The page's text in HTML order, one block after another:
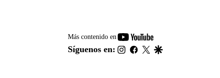
Más contenido en
youtube-
footer
Síguenos en: instagram
facebook
twitter